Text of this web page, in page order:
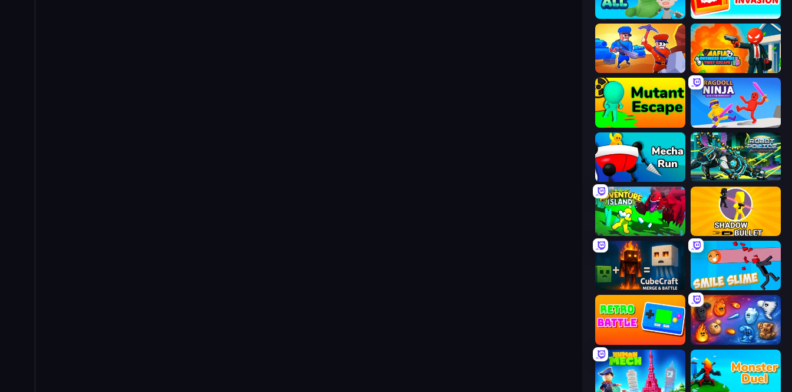
Grab Them All TV Invasion
Craft and Battle Mafia Business Empire: Thief Escape
Mutant Escape Ragdoll Ninja: Imposter Hero
Mecha Run Robot Police Iron Panther
Adventure Island 2D Shadow Bullet
CubeCraft: Merge & Battle Smile Slime
Retro Battle Elemental Merge